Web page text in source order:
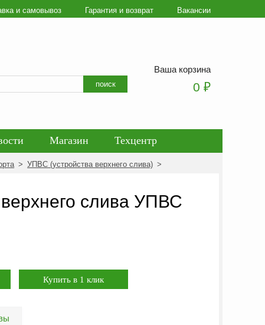
и самовывоз Гарантия и возврат Вакансии
Искать
поиск
Ваша корзина
0 ₽
Магазин
Техцентр
> УПВС (уcтройства верхнего слива) >
слива УПВС